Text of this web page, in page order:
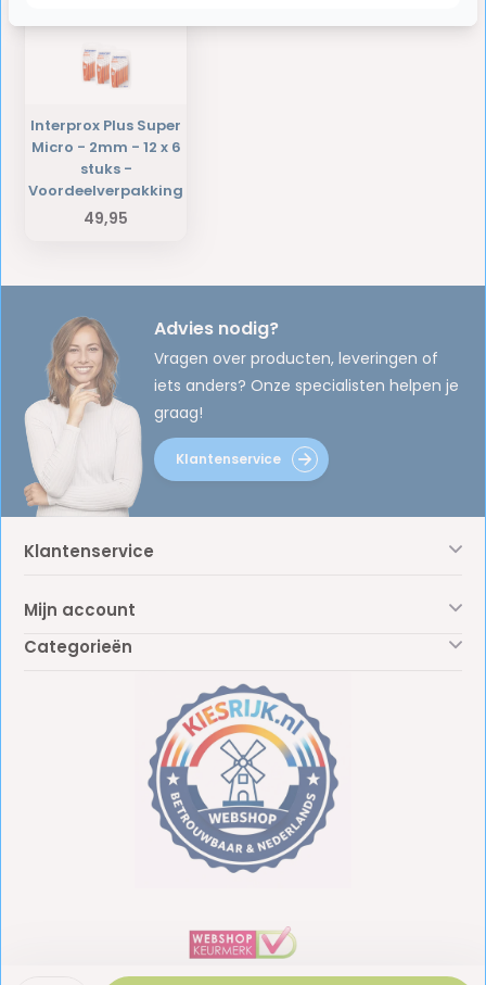
Interprox Plus Super
Micro - 2mm - 12 x 6
stuks -
Voordeelverpakking
49,95
Advies nodig?
Vragen over producten, leveringen of
iets anders? Onze specialisten helpen je
graag!
Klantenservice
Klantenservice
Mijn account
Categorieën